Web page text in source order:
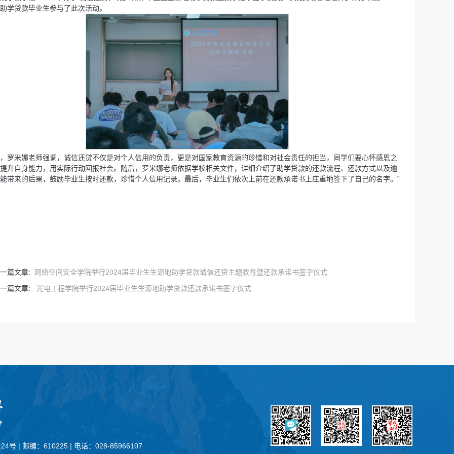
学贷款毕业生参与了此次活动。
罗米娜老师强调，诚信还贷不仅是对个人信用的负责，更是对国家教育资源的珍惜和对社会责任的担当，同学们要心怀感恩之
升自身能力，用实际行动回报社会。随后，罗米娜老师依据学校相关文件，详细介绍了助学贷款的还款流程、还款方式以及逾
带来的后果，鼓励毕业生按时还款，珍惜个人信用记录。最后，毕业生们依次上前在还款承诺书上庄重地签下了自己的名字。”
篇文章:
网络空间安全学院举行2024届毕业生生源地助学贷款诚信还贷主题教育暨还款承诺书签字仪式
篇文章:
光电工程学院举行2024届毕业生生源地助学贷款还款承诺书签字仪式
号 | 邮编：610225 | 电话：028-85966107